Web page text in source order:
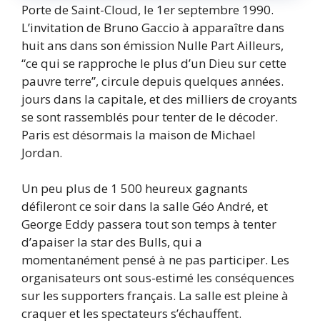
Porte de Saint-Cloud, le 1er septembre 1990.
L’invitation de Bruno Gaccio à apparaître dans
huit ans dans son émission Nulle Part Ailleurs,
“ce qui se rapproche le plus d’un Dieu sur cette
pauvre terre”, circule depuis quelques années.
jours dans la capitale, et des milliers de croyants
se sont rassemblés pour tenter de le décoder.
Paris est désormais la maison de Michael
Jordan.
Un peu plus de 1 500 heureux gagnants
défileront ce soir dans la salle Géo André, et
George Eddy passera tout son temps à tenter
d’apaiser la star des Bulls, qui a
momentanément pensé à ne pas participer. Les
organisateurs ont sous-estimé les conséquences
sur les supporters français. La salle est pleine à
craquer et les spectateurs s’échauffent.